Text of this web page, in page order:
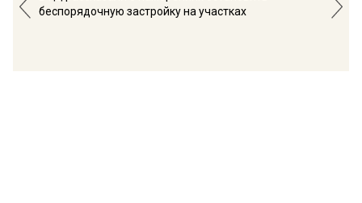
беспорядочную застройку на участках